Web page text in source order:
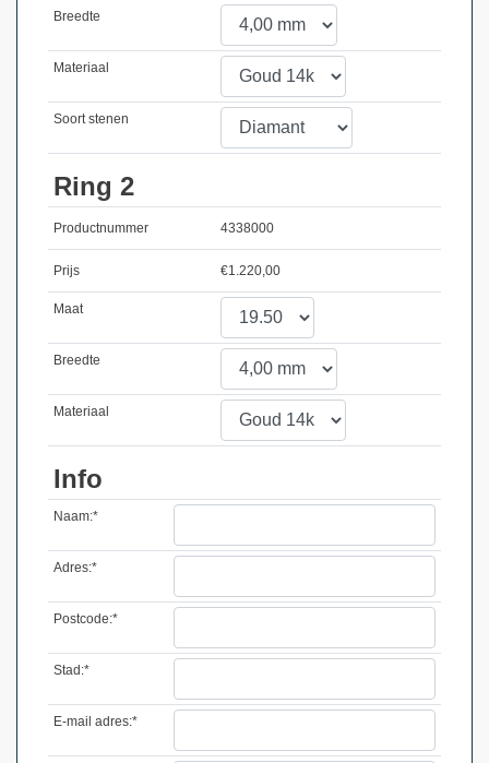
Breedte
Materiaal
Soort stenen
Ring 2
Productnummer 4338000
Prijs €1.220,00
Maat
Breedte
Materiaal
Info
Naam:*
Adres:*
Postcode:*
Stad:*
E-mail adres:*